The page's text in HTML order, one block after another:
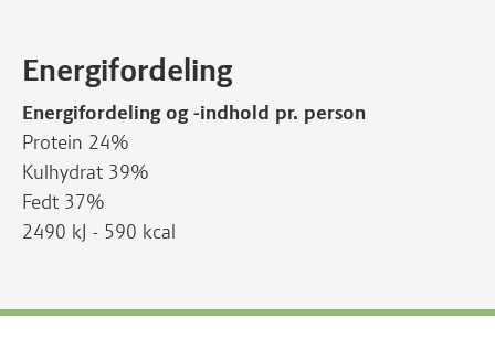
Energifordeling
Energifordeling og -indhold pr. person
Protein 24%
Kulhydrat 39%
Fedt 37%
2490 kJ - 590 kcal